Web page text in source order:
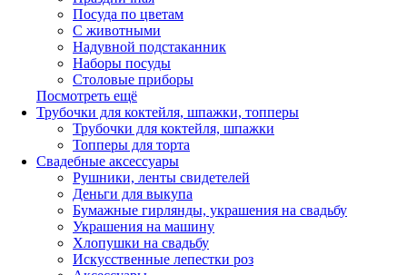
Посуда по цветам
С животными
Надувной подстаканник
Наборы посуды
Столовые приборы
Посмотреть ещё
Трубочки для коктейля, шпажки, топперы
Трубочки для коктейля, шпажки
Топперы для торта
Свадебные аксессуары
Рушники, ленты свидетелей
Деньги для выкупа
Бумажные гирлянды, украшения на свадьбу
Украшения на машину
Хлопушки на свадьбу
Искусственные лепестки роз